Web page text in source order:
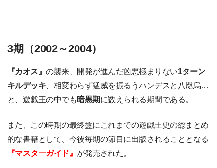
3期（2002～2004）
『カオス』 の襲来、開発が進んだ凶悪極まりない1ターン
キルデッキ 、相変わらず猛威を振るうハンデスと八咫烏…
と、遊戯王の中でも 暗黒期に数えられる期間である。
また、この時期の最終盤にこれまでの遊戯王史の総まとめ
的な書籍として、今後毎期の節目に出版されることとなる
『マスターガイド』 が発売された。